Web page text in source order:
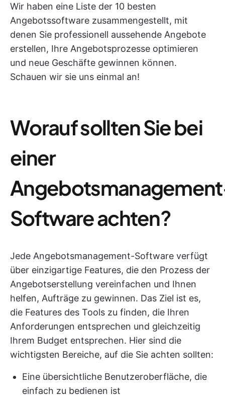
Wir haben eine Liste der 10 besten
Angebotssoftware zusammengestellt, mit
denen Sie professionell aussehende Angebote
erstellen, Ihre Angebotsprozesse optimieren
und neue Geschäfte gewinnen können.
Schauen wir sie uns einmal an!
Worauf sollten Sie bei
einer
Software achten?
Jede Angebotsmanagement-Software verfügt
über einzigartige Features, die den Prozess der
Angebotserstellung vereinfachen und Ihnen
helfen, Aufträge zu gewinnen. Das Ziel ist es,
die Features des Tools zu finden, die Ihren
Anforderungen entsprechen und gleichzeitig
Ihrem Budget entsprechen. Hier sind die
wichtigsten Bereiche, auf die Sie achten sollten:
Eine übersichtliche Benutzeroberfläche, die
einfach zu bedienen ist